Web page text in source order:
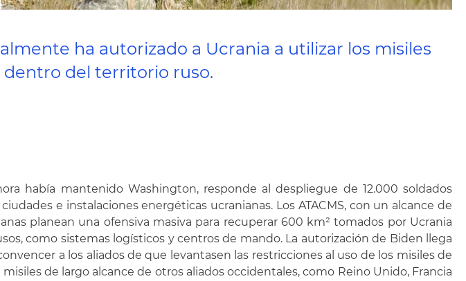
ha autorizado a Ucrania a utilizar los misiles
dentro del territorio ruso.
había mantenido Washington, responde al despliegue de 12.000 soldados
e instalaciones energéticas ucranianas. Los ATACMS, con un alcance de
planean una ofensiva masiva para recuperar 600 km² tomados por Ucrania
como sistemas logísticos y centros de mando. La autorización de Biden llega
a los aliados de que levantasen las restricciones al uso de los misiles de
de largo alcance de otros aliados occidentales, como Reino Unido, Francia